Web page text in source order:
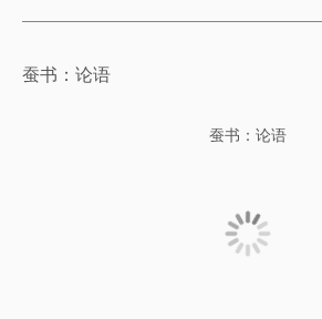
蚕书：论语
蚕书：论语